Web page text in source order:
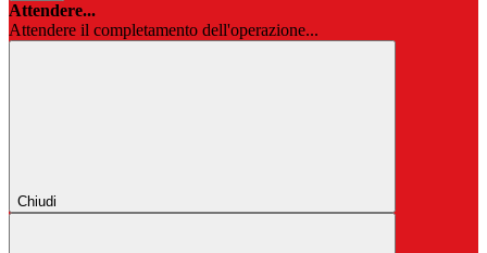
Attendere...
Attendere il completamento dell'operazione...
Chiudi